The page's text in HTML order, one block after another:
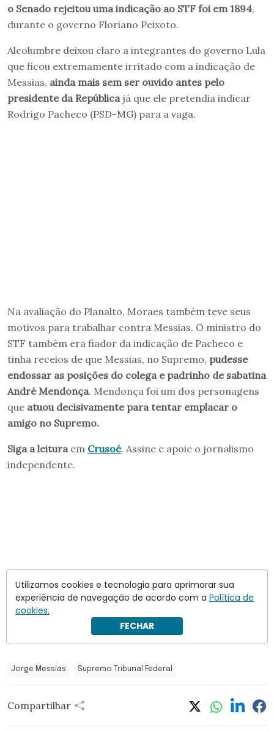
o Senado rejeitou uma indicação ao STF foi em 1894,
durante o governo Floriano Peixoto.
Alcolumbre deixou claro a integrantes do governo Lula
que ficou extremamente irritado com a indicação de
Messias, ainda mais sem ser ouvido antes pelo
presidente da República já que ele pretendia indicar
Rodrigo Pacheco (PSD-MG) para a vaga.
Na avaliação do Planalto, Moraes também teve seus
motivos para trabalhar contra Messias. O ministro do
STF também era fiador da indicação de Pacheco e
tinha receios de que Messias, no Supremo, pudesse
endossar as posições do colega e padrinho de sabatina
André Mendonça. Mendonça foi um dos personagens
que atuou decisivamente para tentar emplacar o
amigo no Supremo.
Siga a leituraem Crusoé. Assine e apoie o jornalismo
independente.
Jorge Messias Supremo Tribunal Federal
Compartilhar
Utilizamos cookies e tecnologia para aprimorar sua
experiência de navegação de acordo com a Política de
cookies.
FECHAR